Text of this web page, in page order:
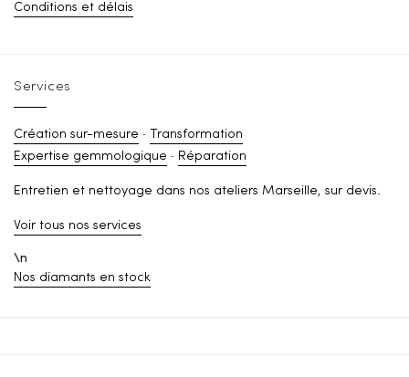
Conditions et délais
Services
Création sur-mesure · Transformation
Expertise gemmologique · Réparation
Entretien et nettoyage dans nos ateliers Marseille, sur devis.
Voir tous nos services
\n
Nos diamants en stock